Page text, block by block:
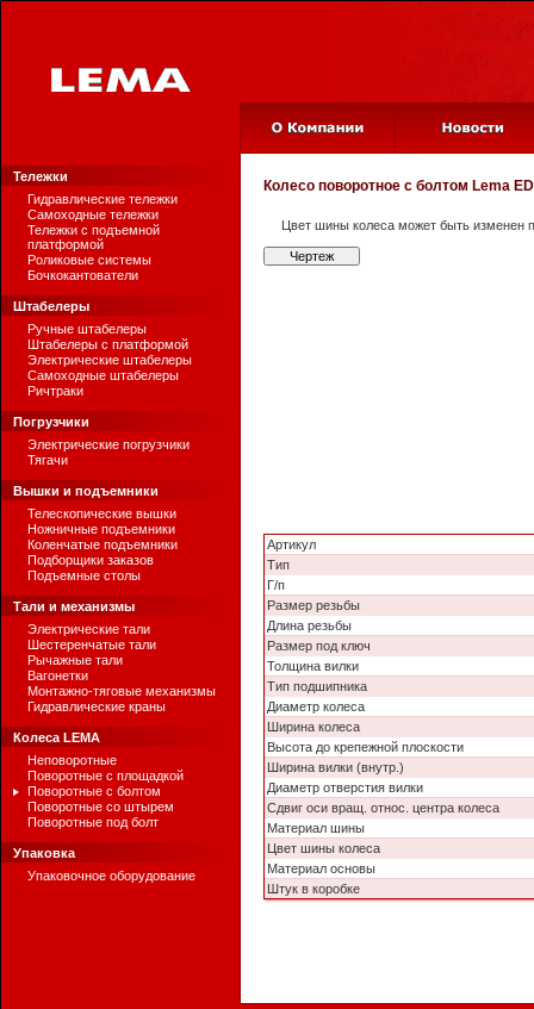
Тележки
Гидравлические тележки
Самоходные тележки
Тележки с подъемной
платформой
Роликовые системы
Бочкокантователи
Штабелеры
Ручные штабелеры
Штабелеры с платформой
Электрические штабелеры
Самоходные штабелеры
Ричтраки
Погрузчики
Электрические погрузчики
Тягачи
Вышки и подъемники
Телескопические вышки
Ножничные подъемники
Коленчатые подъемники
Подборщики заказов
Подъемные столы
Тали и механизмы
Электрические тали
Шестеренчатые тали
Рычажные тали
Вагонетки
Монтажно-тяговые механизмы
Гидравлические краны
Колеса LEMA
Неповоротные
Поворотные с площадкой
Поворотные с болтом
Поворотные со штырем
Поворотные под болт
Упаковка
Упаковочное оборудование
Колесо поворотное с болтом Lema
Цвет шины колеса может быть изменен
Чертеж
Артикул
Тип
Г/п
Размер резьбы
Длина резьбы
Размер под ключ
Толщина вилки
Тип подшипника
Диаметр колеса
Ширина колеса
Высота до крепежной плоскости
Ширина вилки (внутр.)
Диаметр отверстия вилки
Сдвиг оси вращ. относ. центра колеса
Материал шины
Цвет шины колеса
Материал основы
Штук в коробке